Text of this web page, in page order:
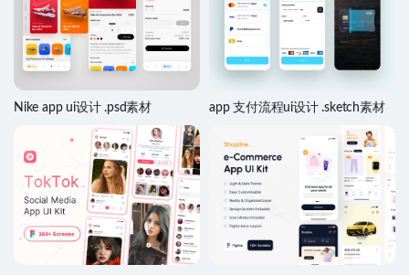
Nike app ui设计 .psd素材 app 支付流程ui设计 .sketch素材